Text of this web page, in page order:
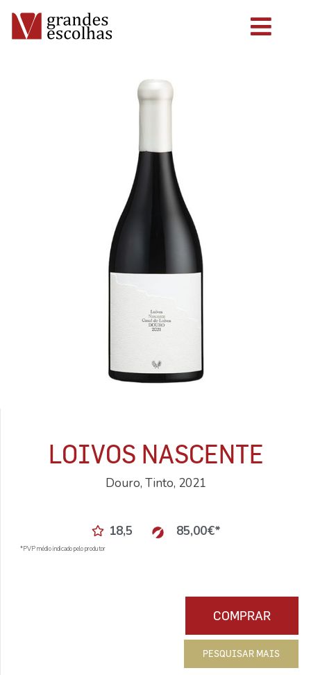
LOIVOS NASCENTE
Douro, Tinto, 2021
18,5 85,00€*
*PVP médio indicado pelo produtor
COMPRAR
PESQUISAR MAIS